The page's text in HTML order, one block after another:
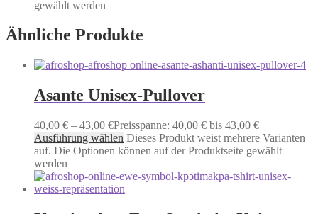
gewählt werden
Ähnliche Produkte
Asante Unisex-Pullover
40,00 € – 43,00 €Preisspanne: 40,00 € bis 43,00 €
Ausführung wählen Dieses Produkt weist mehrere Varianten
auf. Die Optionen können auf der Produktseite gewählt
werden